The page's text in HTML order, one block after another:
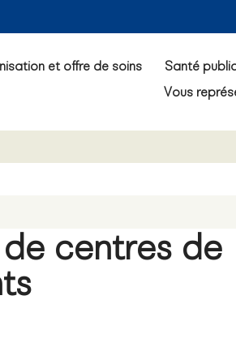
et offre de soins
Santé
Vous
centres de